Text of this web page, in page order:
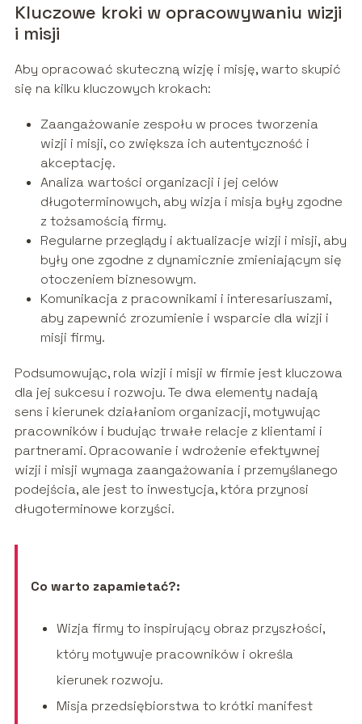
Kluczowe kroki w opracowywaniu wizji
i misji
Aby opracować skuteczną wizję i misję, warto skupić
się na kilku kluczowych krokach:
Zaangażowanie zespołu w proces tworzenia
wizji i misji, co zwiększa ich autentyczność i
akceptację.
Analiza wartości organizacji i jej celów
długoterminowych, aby wizja i misja były zgodne
z tożsamością firmy.
Regularne przeglądy i aktualizacje wizji i misji, aby
były one zgodne z dynamicznie zmieniającym się
otoczeniem biznesowym.
Komunikacja z pracownikami i interesariuszami,
aby zapewnić zrozumienie i wsparcie dla wizji i
misji firmy.
Podsumowując, rola wizji i misji w firmie jest kluczowa
dla jej sukcesu i rozwoju. Te dwa elementy nadają
sens i kierunek działaniom organizacji, motywując
pracowników i budując trwałe relacje z klientami i
partnerami. Opracowanie i wdrożenie efektywnej
wizji i misji wymaga zaangażowania i przemyślanego
podejścia, ale jest to inwestycja, która przynosi
długoterminowe korzyści.
Co warto zapamietać?:
Wizja firmy to inspirujący obraz przyszłości,
który motywuje pracowników i określa
kierunek rozwoju.
Misja przedsiębiorstwa to krótki manifest